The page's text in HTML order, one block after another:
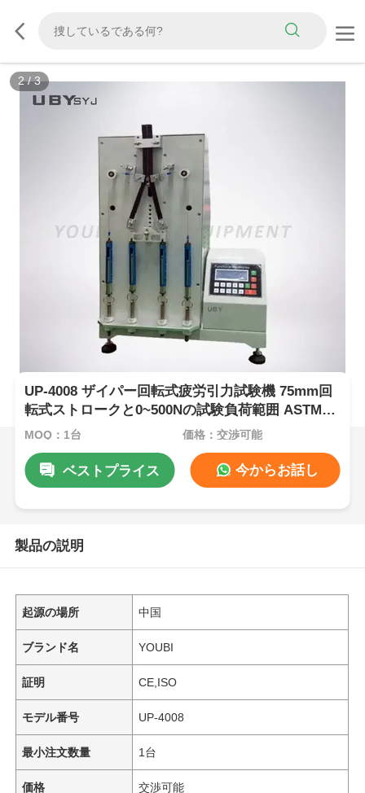
3/3
UP-4008 ザイパー回転式疲労引力試験機 75mm回
転式ストロークと0~500Nの試験負荷範囲 ASTM
D2051 に準拠
MOQ：1台 価格：交渉可能
ベストプライス 今からお話し
製品の説明
起源の場所 中国
ブランド名 YOUBI
証明 CE,ISO
モデル番号 UP-4008
最小注文数量 1台
価格 交渉可能